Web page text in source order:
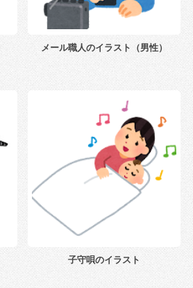
メール職人のイラスト（男性）
子守唄のイラスト